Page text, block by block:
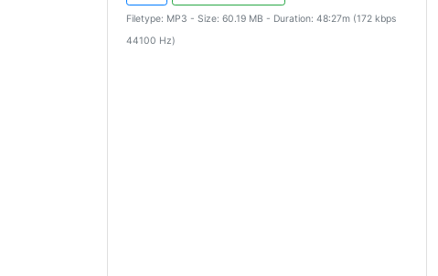
Filetype: MP3 - Size: 60.19 MB - Duration: 48:27m (172 kbps
44100 Hz)